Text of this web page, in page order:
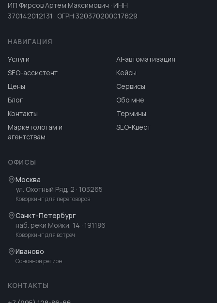
ИП Фирсов Артем Максимович · ИНН
370142012131 · ОГРН 320370200017629
НАВИГАЦИЯ
Услуги
AI-автоматизация
SEO-ассистент
Кейсы
Цены
Сервисы
Блог
Обо мне
Контакты
Термины
Маркетологам и
агентствам
SEO-Квест
ОФИСЫ
Москва
ул. Охотный Ряд, 2 · 103265
Коворкинг для переговоров
Санкт-Петербург
наб. реки Мойки, 14 · 191186
Коворкинг для встреч
Иваново
Основной регион
КОНТАКТЫ